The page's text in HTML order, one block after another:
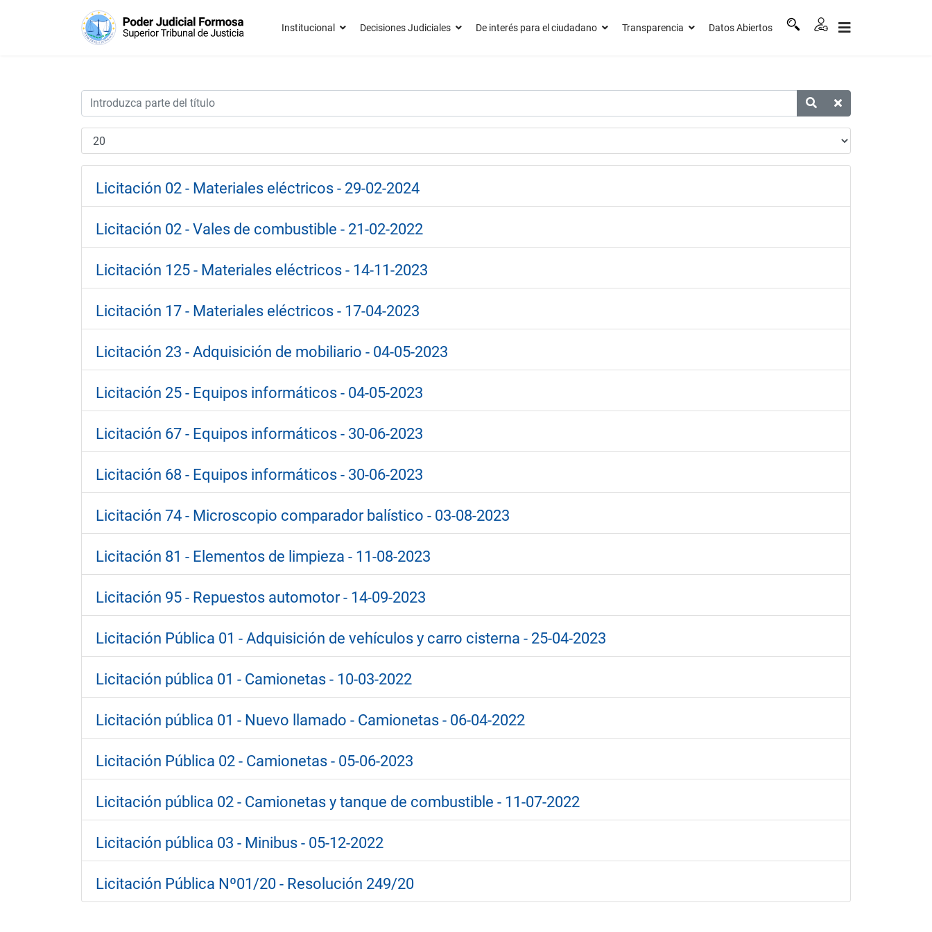
Institucional Decisiones Judiciales De interés para el ciudadano Transparencia Datos Abiertos
Licitación 02 - Materiales eléctricos - 29-02-2024
Licitación 02 - Vales de combustible - 21-02-2022
Licitación 125 - Materiales eléctricos - 14-11-2023
Licitación 17 - Materiales eléctricos - 17-04-2023
Licitación 23 - Adquisición de mobiliario - 04-05-2023
Licitación 25 - Equipos informáticos - 04-05-2023
Licitación 67 - Equipos informáticos - 30-06-2023
Licitación 68 - Equipos informáticos - 30-06-2023
Licitación 74 - Microscopio comparador balístico - 03-08-2023
Licitación 81 - Elementos de limpieza - 11-08-2023
Licitación 95 - Repuestos automotor - 14-09-2023
Licitación Pública 01 - Adquisición de vehículos y carro cisterna - 25-04-2023
Licitación pública 01 - Camionetas - 10-03-2022
Licitación pública 01 - Nuevo llamado - Camionetas - 06-04-2022
Licitación Pública 02 - Camionetas - 05-06-2023
Licitación pública 02 - Camionetas y tanque de combustible - 11-07-2022
Licitación pública 03 - Minibus - 05-12-2022
Licitación Pública Nº01/20 - Resolución 249/20